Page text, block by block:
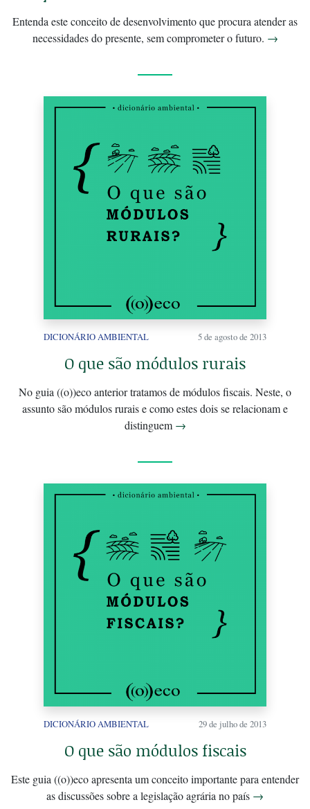
Entenda este conceito de desenvolvimento que procura atender as
necessidades do presente, sem comprometer o futuro. →
DICIONÁRIO AMBIENTAL 5 de agosto de 2013
O que são módulos rurais
No guia ((o))eco anterior tratamos de módulos fiscais. Neste, o
assunto são módulos rurais e como estes dois se relacionam e
distinguem →
DICIONÁRIO AMBIENTAL 29 de julho de 2013
O que são módulos fiscais
Este guia ((o))eco apresenta um conceito importante para entender
as discussões sobre a legislação agrária no país →